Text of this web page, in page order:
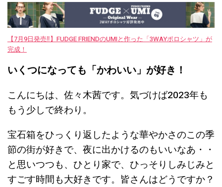
【7月9日発売‼︎】FUDGE FRIENDのUMIと作った「3WAYポロシャツ」が
完成！
いくつになっても「かわいい」が好き！
こんにちは、佐々木茜です。気づけば2023年も
もう少しで終わり。
宝石箱をひっくり返したような華やかさのこの季
節の街が好きで、夜に出かけるのもいいなあ・・
と思いつつも、ひとり家で、ひっそりしみじみと
すごす時間も大好きです。皆さんはどうですか？